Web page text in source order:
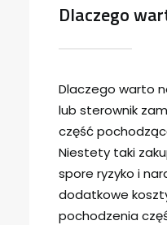
Dlaczego
Dlaczego warto
lub sterownik
część
Niestety taki
spore ryzyko i
dodatkowe
pochodzenia